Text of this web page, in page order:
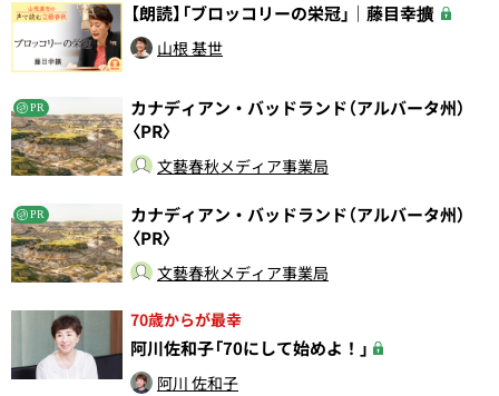
【朗読】「ブロッコリーの栄冠」｜藤目幸擴
山根 基世
PR
カナディアン・バッドランド（アルバータ州）
〈PR〉
文藝春秋メディア事業局
PR
カナディアン・バッドランド（アルバータ州）
〈PR〉
文藝春秋メディア事業局
70歳からが最幸
阿川佐和子「70にして始めよ！」
阿川 佐和子